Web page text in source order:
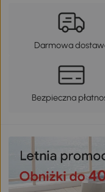
Darmowa
Bezpieczna